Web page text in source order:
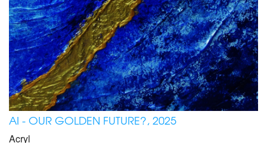
AI - OUR GOLDEN FUTURE?, 2025
Acryl